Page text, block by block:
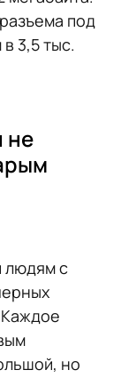
под
3,5 тыс.
не
людям с
но